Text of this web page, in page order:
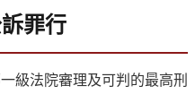
罪行
級法院審理及可判的最高刑